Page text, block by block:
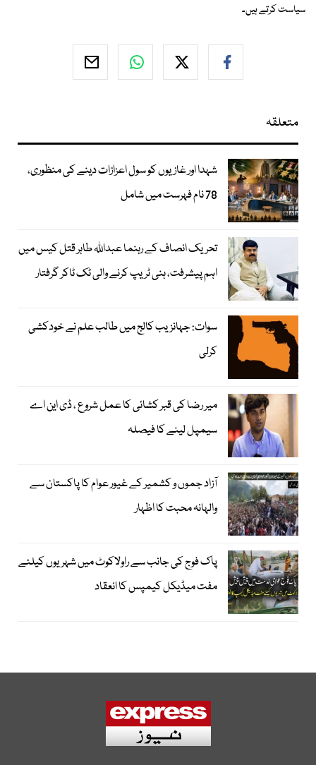
سیاست کرتے ہیں۔
متعلقہ
شہدا اور غازیوں کو سول اعزازات دینے کی منظوری،
78 نام فہرست میں شامل
تحریک انصاف کے رہنما عبداللہ طاہر قتل کیس میں
اہم پیشرفت، ہنی ٹریپ کرنے والی ٹک ٹاکر گرفتار
سوات: جہانزیب کالج میں طالب علم نے خودکشی
کرلی
میر رضا کی قبر کشائی کا عمل شروع ، ڈی این اے
سیمپل لینے کا فیصلہ
آزاد جموں و کشمیر کے غیور عوام کا پاکستان سے
والہانہ محبت کا اظہار
پاک فوج کی جانب سے راولاکوٹ میں شہریوں کیلئے
مفت میڈیکل کیمپس کا انعقاد